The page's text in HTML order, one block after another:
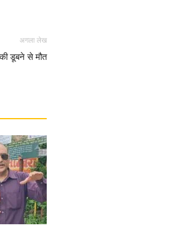
अगला लेख
की डूबने से मौत